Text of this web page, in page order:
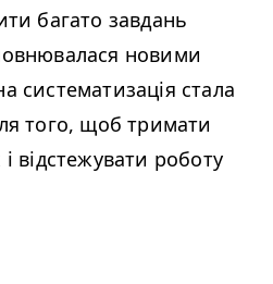
багато завдань
новими
систематизація стала
того, щоб тримати
відстежувати роботу